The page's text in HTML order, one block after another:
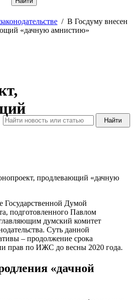
/ В Госдуму внесен
«дачную амнистию»
Государственной Думой
подготовленного Павлом
думский комитет
Суть данной
– продолжение срока
прав по ИЖС до весны 2020 года.
«дачной